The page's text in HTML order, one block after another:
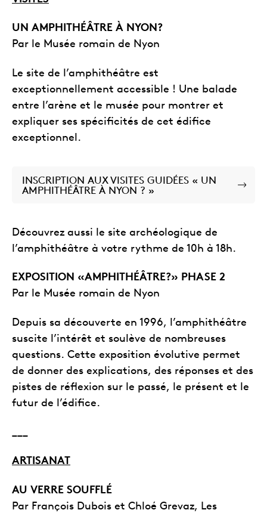
UN AMPHITHÉÂTRE À NYON?
Par le Musée romain de Nyon
Le site de l’amphithéâtre est
exceptionnellement accessible ! Une balade
entre l’arène et le musée pour montrer et
expliquer ses spécificités de cet édifice
exceptionnel.
INSCRIPTION AUX VISITES GUIDÉES « UN
AMPHITHÉÂTRE À NYON ? »
Découvrez aussi le site archéologique de
l’amphithéâtre à votre rythme de 10h à 18h.
EXPOSITION «AMPHITHÉÂTRE?» PHASE 2
Par le Musée romain de Nyon
Depuis sa découverte en 1996, l’amphithéâtre
suscite l’intérêt et soulève de nombreuses
questions. Cette exposition évolutive permet
de donner des explications, des réponses et des
pistes de réflexion sur le passé, le présent et le
futur de l’édifice.
ARTISANAT
AU VERRE SOUFFLÉ
Par François Dubois et Chloé Grevaz, Les